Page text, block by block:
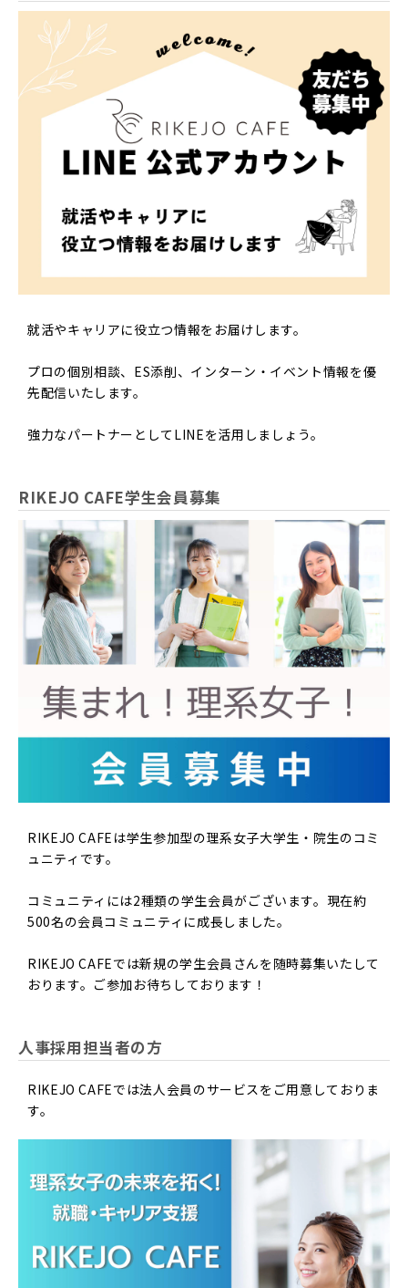
就活やキャリアに役立つ情報をお届けします。
プロの個別相談、ES添削、インターン・イベント情報を優
先配信いたします。
強力なパートナーとしてLINEを活用しましょう。
RIKEJO CAFE学生会員募集
RIKEJO CAFEは学生参加型の理系女子大学生・院生のコミ
ュニティです。
コミュニティには2種類の学生会員がございます。現在約
500名の会員コミュニティに成長しました。
RIKEJO CAFEでは新規の学生会員さんを随時募集いたして
おります。ご参加お待ちしております！
人事採用担当者の方
RIKEJO CAFEでは法人会員のサービスをご用意しておりま
す。